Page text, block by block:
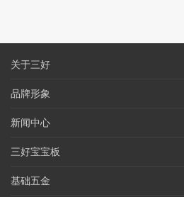
关于三好
品牌形象
新闻中心
三好宝宝板
基础五金